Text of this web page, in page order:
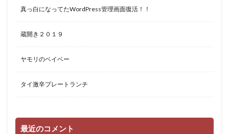
真っ白になってたWordPress管理画面復活！！
蔵開き２０１９
ヤモリのベイベー
タイ激辛プレートランチ
最近のコメント